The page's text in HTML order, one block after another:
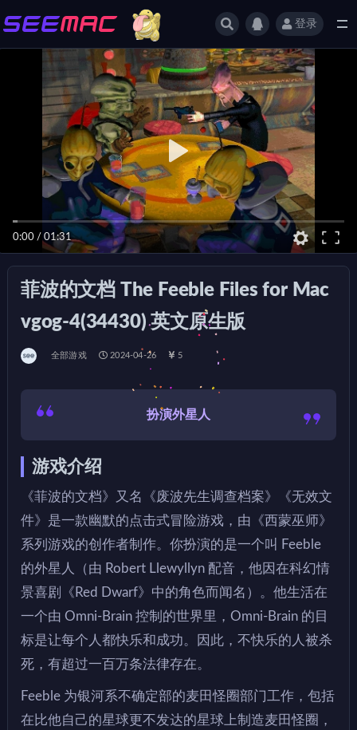
登录
0:00 / 01:31
菲波的文档 The Feeble Files for Mac
vgog-4(34430) 英文原生版
全部游戏 2024-04-26 5
扮演外星人
游戏介绍
《菲波的文档》又名《废波先生调查档案》《无效文
件》是一款幽默的点击式冒险游戏，由《西蒙巫师》
系列游戏的创作者制作。你扮演的是一个叫 Feeble
的外星人（由 Robert Llewyllyn 配音，他因在科幻情
景喜剧《Red Dwarf》中的角色而闻名）。他生活在
一个由 Omni-Brain 控制的世界里，Omni-Brain 的目
标是让每个人都快乐和成功。因此，不快乐的人被杀
死，有超过一百万条法律存在。
Feeble 为银河系不确定部的麦田怪圈部门工作，包括
在比他自己的星球更不发达的星球上制造麦田怪圈，